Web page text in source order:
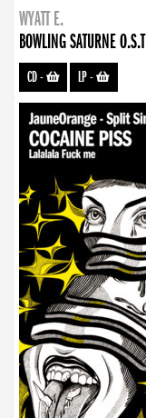
WYATT E.
BOWLING SATURNE O.S.T
CD- LP-